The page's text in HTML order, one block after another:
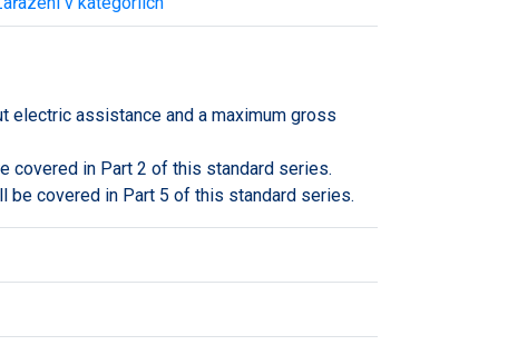
electric assistance and a maximum gross
covered in Part 2 of this standard series.
covered in Part 5 of this standard series.